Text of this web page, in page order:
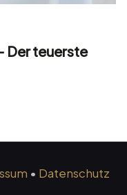
Der teuerste
• Datenschutz